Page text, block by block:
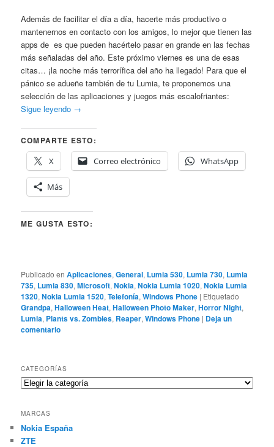
Además de facilitar el día a día, hacerte más productivo o
mantenernos en contacto con los amigos, lo mejor que tienen las
apps de es que pueden hacértelo pasar en grande en las fechas
más señaladas del año. Este próximo viernes es una de esas
citas… ¡la noche más terrorífica del año ha llegado! Para que el
pánico se adueñe también de tu Lumia, te proponemos una
selección de las aplicaciones y juegos más escalofriantes:
Sigue leyendo →
COMPARTE ESTO:
X
Correo electrónico WhatsApp
Más
ME GUSTA ESTO:
Publicado en Aplicaciones,General, Lumia 530, Lumia 730, Lumia
735, Lumia 830,Microsoft,Nokia,Nokia Lumia 1020,Nokia Lumia
1320,Nokia Lumia 1520,Telefonía,Windows Phone | Etiquetado
Grandpa,Halloween Heat,Halloween Photo Maker,Horror Night,
Lumia, Plants vs. Zombies, Reaper,Windows Phone | Deja un
comentario
CATEGORÍAS
Categorías
MARCAS
Nokia España
ZTE